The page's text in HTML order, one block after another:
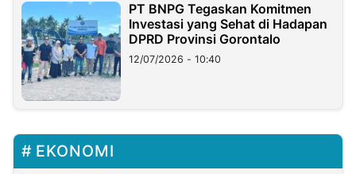
PT BNPG Tegaskan Komitmen
Investasi yang Sehat di Hadapan
DPRD Provinsi Gorontalo
12/07/2026 - 10:40
EKONOMI